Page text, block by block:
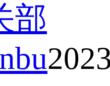
部